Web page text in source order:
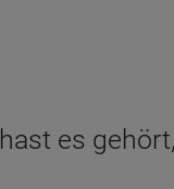
es